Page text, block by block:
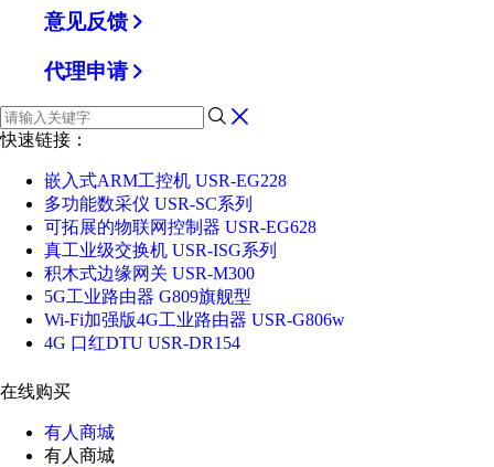
意见反馈
代理申请
快速链接：
嵌入式ARM工控机 USR-EG228
多功能数采仪 USR-SC系列
可拓展的物联网控制器 USR-EG628
真工业级交换机 USR-ISG系列
积木式边缘网关 USR-M300
5G工业路由器 G809旗舰型
Wi-Fi加强版4G工业路由器 USR-G806w
4G 口红DTU USR-DR154
在线购买
有人商城
有人商城